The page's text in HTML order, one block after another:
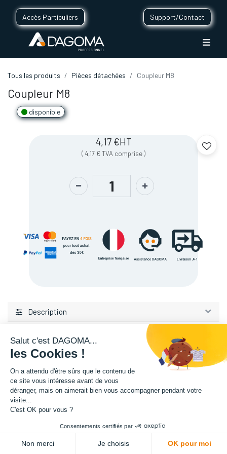
Accès Particuliers Support/Contact
Tous les produits Pièces détachées Coupleur M8
Coupleur M8
disponible
4,17€HT
( 4,17 €TVA comprise )
Description
L'expertise de la fabrication additive francaise, au service de vos
projets.
59100 Roubaix, France
Salut c'est DAGOMA...
les Cookies !
On a attendu d'être sûrs que le contenu de
ce site vous intéresse avant de vous
déranger, mais on aimerait bien vous accompagner pendant votre
visite...
C'est OK pour vous ?
Consentements certifiés par
Non merci Je choisis OK pour moi